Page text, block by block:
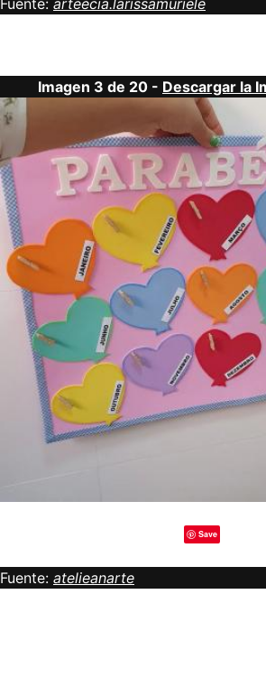
Fuente: arteecia.larissamuriele
Imagen 3 de 20 - Descargar la
Save
Fuente: atelieanarte